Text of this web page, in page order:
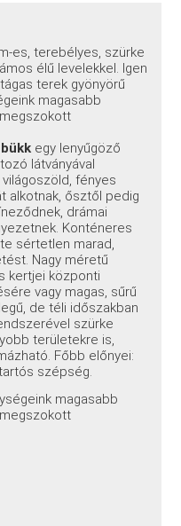
es, terebélyes, szürke
élű levelekkel. Igen
terek gyönyörű
magasabb
egy lenyűgöző
látványával
fényes
alkotnak, ősztől pedig
drámai
Konténeres
sértetlen marad,
Nagy méretű
kertjei központi
vagy magas, sűrű
de téli időszakban
szürke
területekre is,
Főbb előnyei:
szépség.
magasabb